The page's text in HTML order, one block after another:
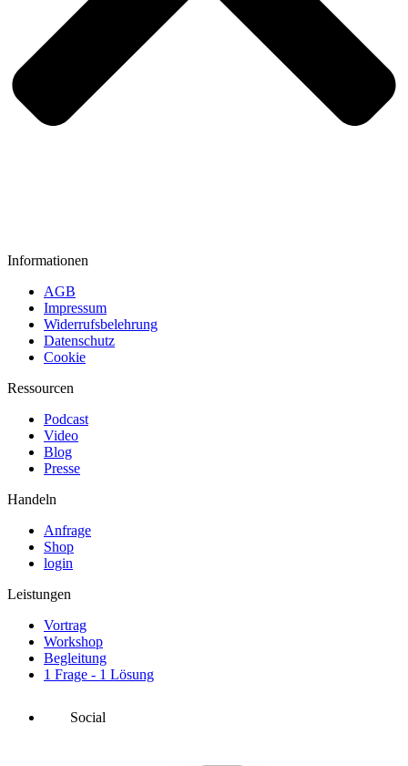
Informationen
AGB
Impressum
Widerrufsbelehrung
Datenschutz
Cookie
Ressourcen
Podcast
Video
Blog
Presse
Handeln
Anfrage
Shop
login
Leistungen
Vortrag
Workshop
Begleitung
1 Frage - 1 Lösung
Social